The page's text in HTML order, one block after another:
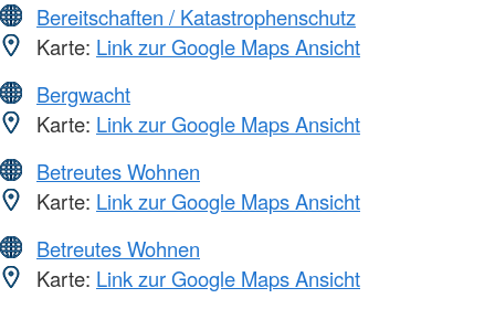
Bereitschaften / Katastrophenschutz
Karte: Link zur Google Maps Ansicht
Bergwacht
Karte: Link zur Google Maps Ansicht
Betreutes Wohnen
Karte: Link zur Google Maps Ansicht
Betreutes Wohnen
Karte: Link zur Google Maps Ansicht